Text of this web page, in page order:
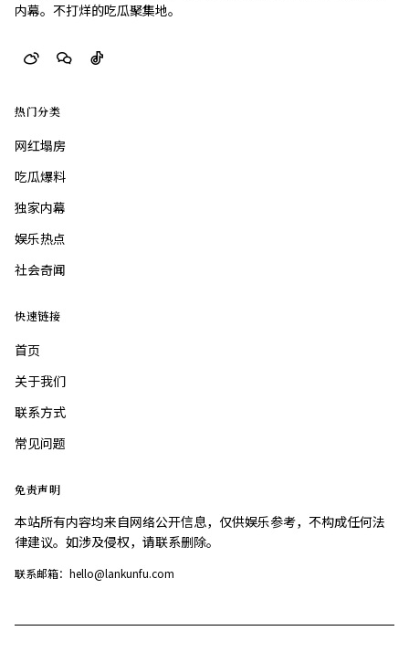
内幕。不打烊的吃瓜聚集地。
热门分类
网红塌房
吃瓜爆料
独家内幕
娱乐热点
社会奇闻
快速链接
首页
关于我们
联系方式
常见问题
免责声明
本站所有内容均来自网络公开信息，仅供娱乐参考，不构成任何法
律建议。如涉及侵权，请联系删除。
联系邮箱：hello@lankunfu.com